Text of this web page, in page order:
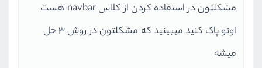
مشکلتون در استفاده کردن از کلاس navbar هست
اونو پاک کنید میبینید که مشکلتون در روش 3 حل
میشه